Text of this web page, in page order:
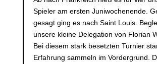
Spieler am ersten Juniwochenende.
gesagt ging es nach Saint Louis.
unsere kleine Delegation von Florian
Bei diesem stark besetzten Turnier
Erfahrung sammeln im Vordergrund.